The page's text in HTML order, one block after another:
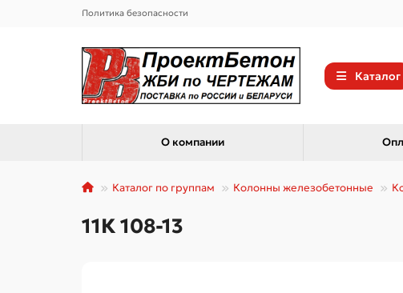
Политика безопасности
Каталог
О компании
Каталог по группам Колонны железобетонные
11К 108-13